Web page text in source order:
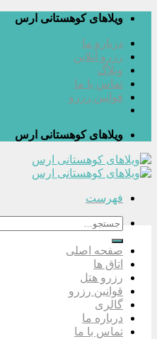
پرش
محتوا
ویلاهای کوهستانی ارس
درباره ما
رزرو آنلاین
وبلاگ
تماس با ما
قوانین رزرو
ویلاهای کوهستانی ارس
فهرست
جستجو
صفحه اصلی
اتاق ها
رزرو هتل
قوانین رزرو
گالری
درباره ما
تماس با ما